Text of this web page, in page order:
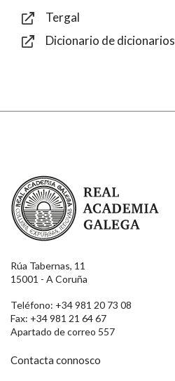
Tergal
Dicionario de dicionarios
Real Academia Galega
Rúa Tabernas, 11
15001 - A Coruña
Teléfono: +34 981 20 73 08
Fax: +34 981 21 64 67
Apartado de correo 557
Contacta connosco